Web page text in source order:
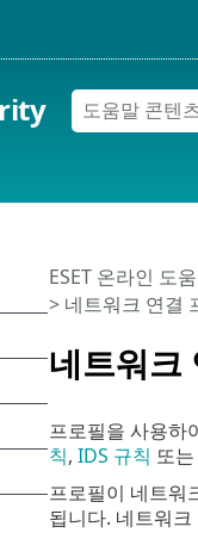
네트워크
ESET 온라인 도
> 네트워크 연결
프로필을 사용하
칙, IDS 규칙 또는
프로필이 네트워
됩니다. 네트워